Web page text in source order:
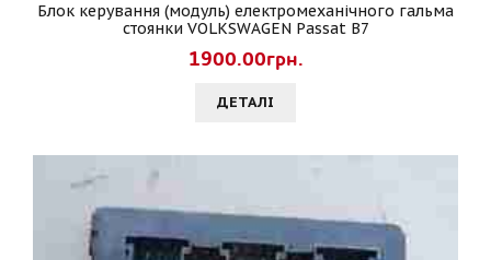
Блок керування (модуль) електромеханічного гальма
стоянки VOLKSWAGEN Passat B7
1900.00грн.
ДЕТАЛI